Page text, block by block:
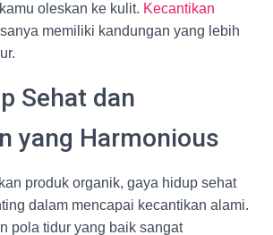
oleskan ke kulit. Kecantikan
memiliki kandungan yang lebih
Sehat dan
yang Harmonious
produk organik, gaya hidup sehat
dalam mencapai kecantikan alami.
pola tidur yang baik sangat